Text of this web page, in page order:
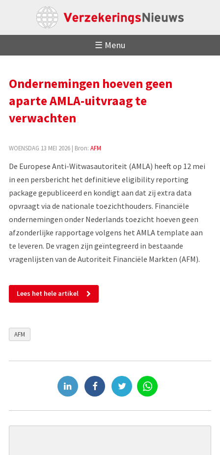
☰ Menu
Ondernemingen hoeven geen
aparte AMLA-uitvraag te
verwachten
WOENSDAG 13 MEI 2026| Bron: AFM
De Europese Anti-Witwasautoriteit (AMLA) heeft op 12 mei
in een persbericht het definitieve eligibility reporting
package gepubliceerd en kondigt aan dat zij extra data
opvraagt via de nationale toezichthouders. Financiële
ondernemingen onder Nederlands toezicht hoeven geen
afzonderlijke rapportage volgens het AMLA template aan
te leveren. De vragen zijn geïntegreerd in bestaande
vragenlijsten van de Autoriteit Financiële Markten (AFM).
Lees het hele artikel
AFM